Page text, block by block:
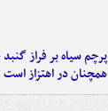
پرچم سیاه بر فراز
همچنان در اهتزاز است